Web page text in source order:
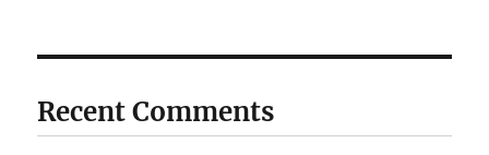
Recent Comments